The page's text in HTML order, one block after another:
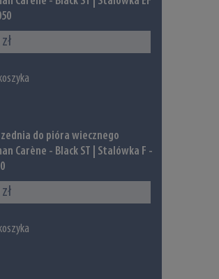
do pióra wiecznego
Carène - Black ST | Stalówka F -